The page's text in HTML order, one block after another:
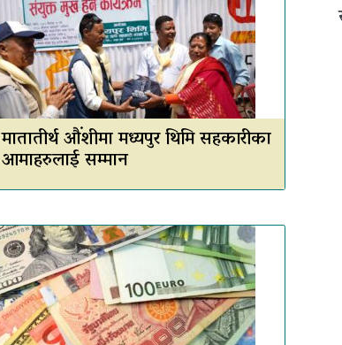
मातातीर्थ औंशीमा मध्यपुर थिमि सहकारीका
आमाहरुलाई सम्मान